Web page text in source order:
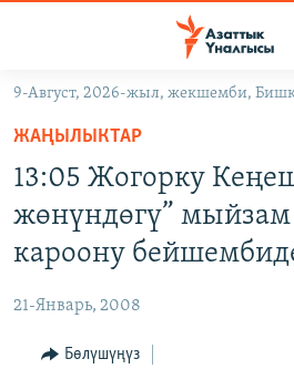
Навигацияга
өтүңүз
салыңыз
МАДАНИЯТ
УКРАИНА
ТВ ПРОГРАММАЛАР
БҮГҮН АЗАТТЫКТА
ПОДКАСТ
9-Август, 2026-жыл, жекшемби,
ЖАҢЫЛЫКТАР
13:05 Жогорку
жөнүндөгү” мыйзам
кароону
21-Январь, 2008
Бөлүшүңүз